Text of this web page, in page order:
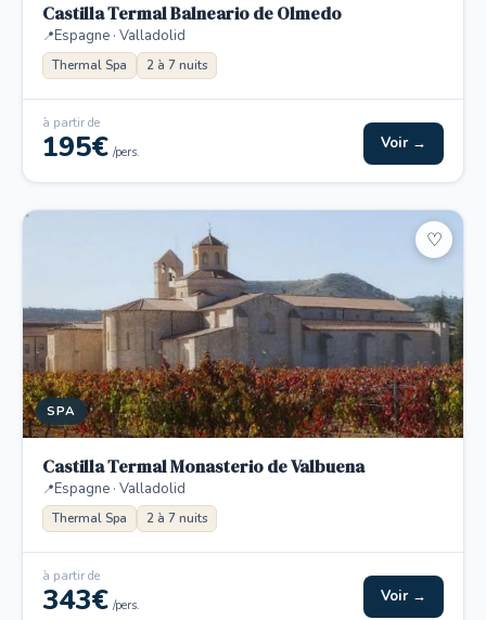
Castilla Termal Balneario de Olmedo
Espagne · Valladolid
Thermal Spa 2 à 7 nuits
à partir de
195€ /pers. Voir →
SPA
♡
Castilla Termal Monasterio de Valbuena
Espagne · Valladolid
Thermal Spa 2 à 7 nuits
à partir de
343€ /pers. Voir →